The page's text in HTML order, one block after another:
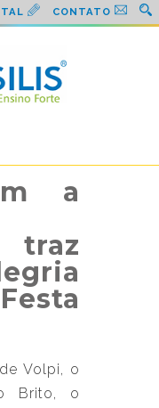
CONTATO
a
traz
Volpi, o
Brito, o